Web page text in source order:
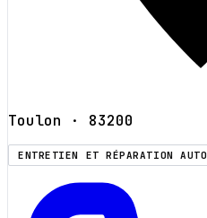
Toulon · 83200
ENTRETIEN ET RÉPARATION AUTO